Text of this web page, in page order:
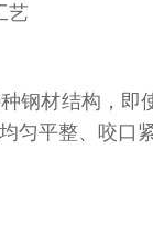
艺
钢材结构，即
匀平整、咬口